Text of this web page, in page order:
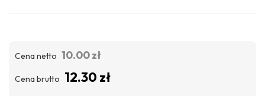
Cena netto 10.00 zł
Cena brutto 12.30 zł